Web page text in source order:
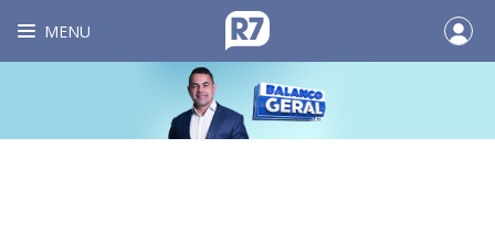
MENU